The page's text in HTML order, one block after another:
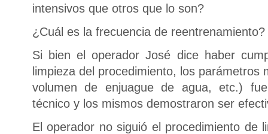
intensivos que otros que lo son?
¿Cuál es la frecuencia de reentrenamiento?
Si bien el operador José dice haber
limpieza del procedimiento, los
volumen de enjuague de agua, etc.)
técnico y los mismos demostraron ser
El operador no siguió el procedimiento de